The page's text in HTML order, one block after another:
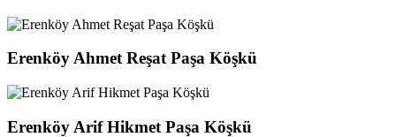
Erenköy Ahmet Reşat Paşa Köşkü
Erenköy Arif Hikmet Paşa Köşkü